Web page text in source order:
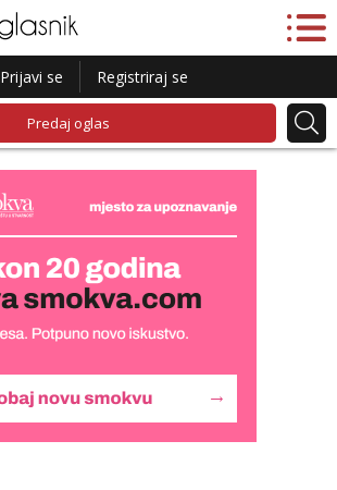
Prijavi se Registriraj se
Predaj oglas